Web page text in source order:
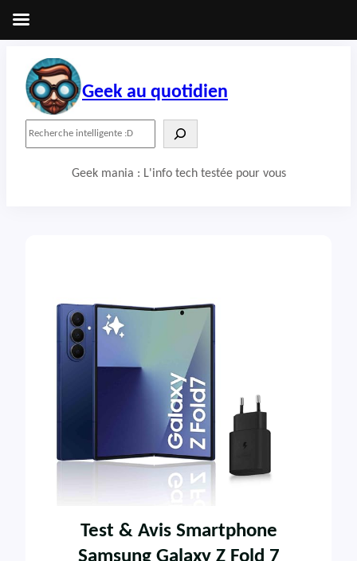
contenu
Geek au quotidien
Geek mania : L'info tech testée pour vous
Test & Avis Smartphone
Samsung Galaxy Z Fold 7